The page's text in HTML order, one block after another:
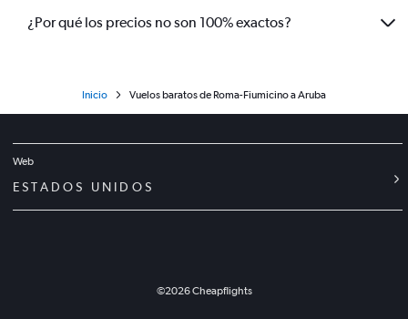
¿Por qué los precios no son 100% exactos?
Inicio Vuelos baratos de Roma-Fiumicino a Aruba
Web
ESTADOS UNIDOS
©2026Cheapflights